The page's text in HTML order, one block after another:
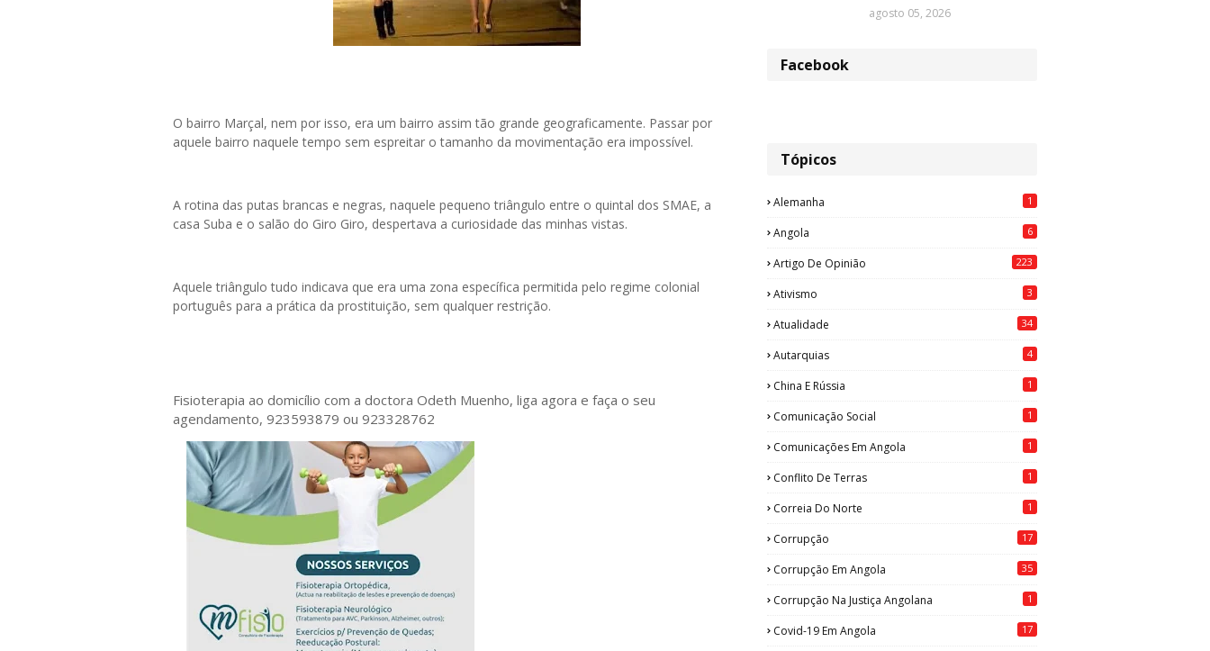
O bairro Marçal, nem por isso, era um bairro assim tão grande geograficamente. Passar por
aquele bairro naquele tempo sem espreitar o tamanho da movimentação era impossível.
A rotina das putas brancas e negras, naquele pequeno triângulo entre o quintal dos SMAE, a
casa Suba e o salão do Giro Giro, despertava a curiosidade das minhas vistas.
Aquele triângulo tudo indicava que era uma zona específica permitida pelo regime colonial
português para a prática da prostituição, sem qualquer restrição.
Fisioterapia ao domicílio com a doctora Odeth Muenho, liga agora e faça o seu
agendamento, 923593879 ou 923328762
agosto 05, 2026
Facebook
Tópicos
Alemanha 1
Angola 6
Artigo De Opinião 223
Ativismo 3
Atualidade 34
Autarquias 4
China E Rússia 1
Comunicação Social 1
Comunicações Em Angola 1
Conflito De Terras 1
Correia Do Norte 1
Corrupção 17
Corrupção Em Angola 35
Corrupção Na Justiça Angolana 1
Covid-19 Em Angola 17